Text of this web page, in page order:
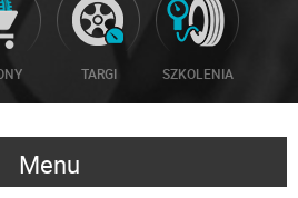
TARGI SZKOLENIA
Menu